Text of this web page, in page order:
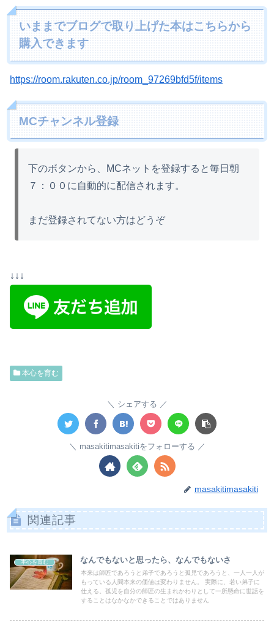
いままでブログで取り上げた本はこちらから
購入できます
https://room.rakuten.co.jp/room_97269bfd5f/items
MCチャンネル登録
下のボタンから、MCネットを登録すると毎日朝
７：００に自動的に配信されます。
まだ登録されてない方はどうぞ
↓↓↓
本心を育む
シェアする
masakitimasakitiをフォローする
masakitimasakiti
関連記事
本心を育む なんでもないと思ったら、なんでもないさ
本来は師匠であろうと弟子であろうと孤児であろうと、一人一人が
もっている人間本来の価値は変わりません。 実際に、若い弟子に
仕える。孤児を自分の師匠の生まれかわりとして一所懸命に世話を
することはなかなかできることではありません